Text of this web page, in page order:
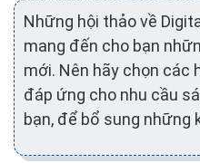
Những hội thảo về
mang đến cho bạn
mới. Nên hãy chọn các
đáp ứng cho nhu cầu
bạn, để bổ sung những